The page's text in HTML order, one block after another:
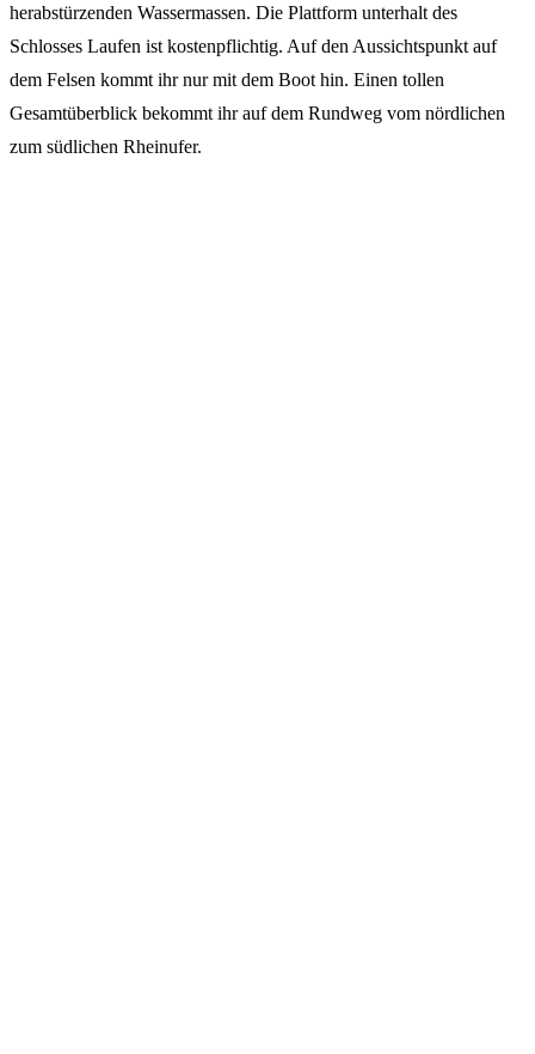
herabstürzenden Wassermassen. Die Plattform unterhalt des
Schlosses Laufen ist kostenpflichtig. Auf den Aussichtspunkt auf
dem Felsen kommt ihr nur mit dem Boot hin. Einen tollen
Gesamtüberblick bekommt ihr auf dem Rundweg vom nördlichen
zum südlichen Rheinufer.